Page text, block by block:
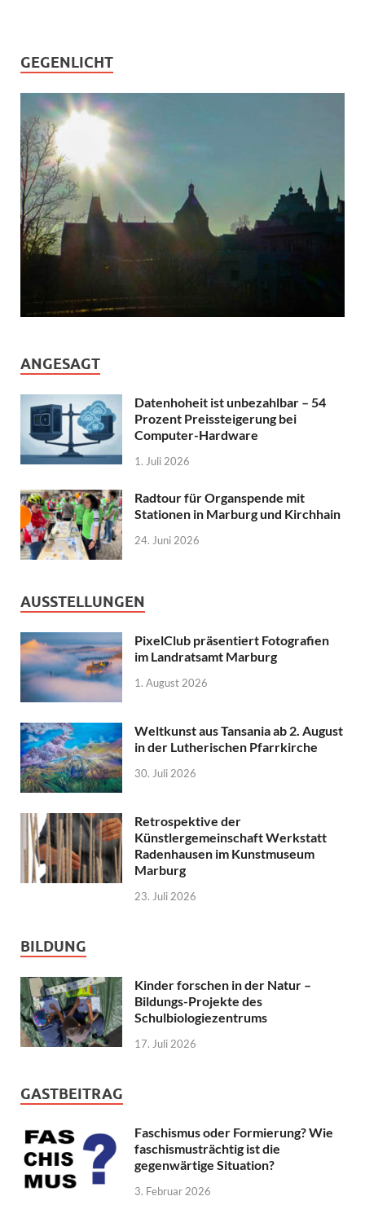
GEGENLICHT
ANGESAGT
Datenhoheit ist unbezahlbar – 54
Prozent Preissteigerung bei
Computer-Hardware
1. Juli 2026
Radtour für Organspende mit
Stationen in Marburg und Kirchhain
24. Juni 2026
AUSSTELLUNGEN
PixelClub präsentiert Fotografien
im Landratsamt Marburg
1. August 2026
Weltkunst aus Tansania ab 2. August
in der Lutherischen Pfarrkirche
30. Juli 2026
Retrospektive der
Künstlergemeinschaft Werkstatt
Radenhausen im Kunstmuseum
Marburg
23. Juli 2026
BILDUNG
Kinder forschen in der Natur –
Bildungs-Projekte des
Schulbiologiezentrums
17. Juli 2026
GASTBEITRAG
Faschismus oder Formierung? Wie
faschismusträchtig ist die
gegenwärtige Situation?
3. Februar 2026